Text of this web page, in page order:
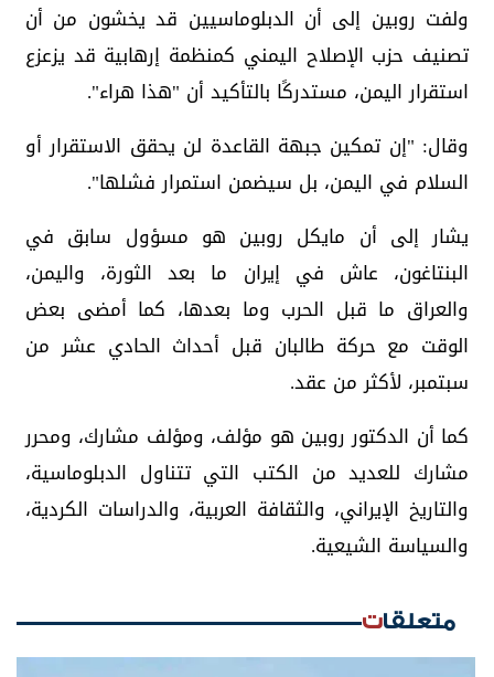
ولفت روبين إلى أن الدبلوماسيين قد يخشون من أن
تصنيف حزب الإصلاح اليمني كمنظمة إرهابية قد يزعزع
استقرار اليمن، مستدركًا بالتأكيد أن "هذا هراء".
وقال: "إن تمكين جبهة القاعدة لن يحقق الاستقرار أو
السلام في اليمن، بل سيضمن استمرار فشلها".
يشار إلى أن مايكل روبين هو مسؤول سابق في
البنتاغون، عاش في إيران ما بعد الثورة، واليمن،
والعراق ما قبل الحرب وما بعدها، كما أمضى بعض
الوقت مع حركة طالبان قبل أحداث الحادي عشر من
سبتمبر، لأكثر من عقد.
كما أن الدكتور روبين هو مؤلف، ومؤلف مشارك، ومحرر
مشارك للعديد من الكتب التي تتناول الدبلوماسية،
والتاريخ الإيراني، والثقافة العربية، والدراسات الكردية،
والسياسة الشيعية.
متعلقات